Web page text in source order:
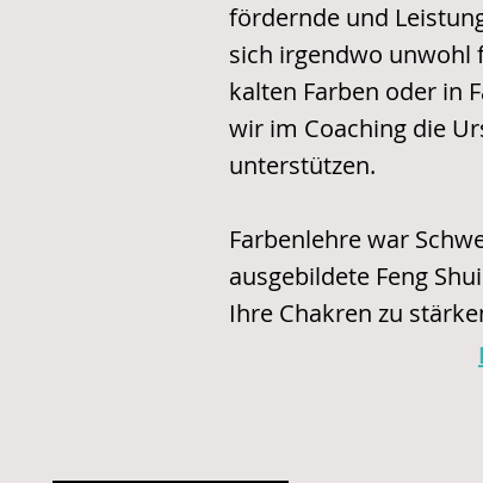
fördernde und
sich irgendwo unwohl
kalten Farben oder in
wir im Coaching die
unterstützen.
Farbenlehre war
ausgebildete Feng
Ihre Chakren zu